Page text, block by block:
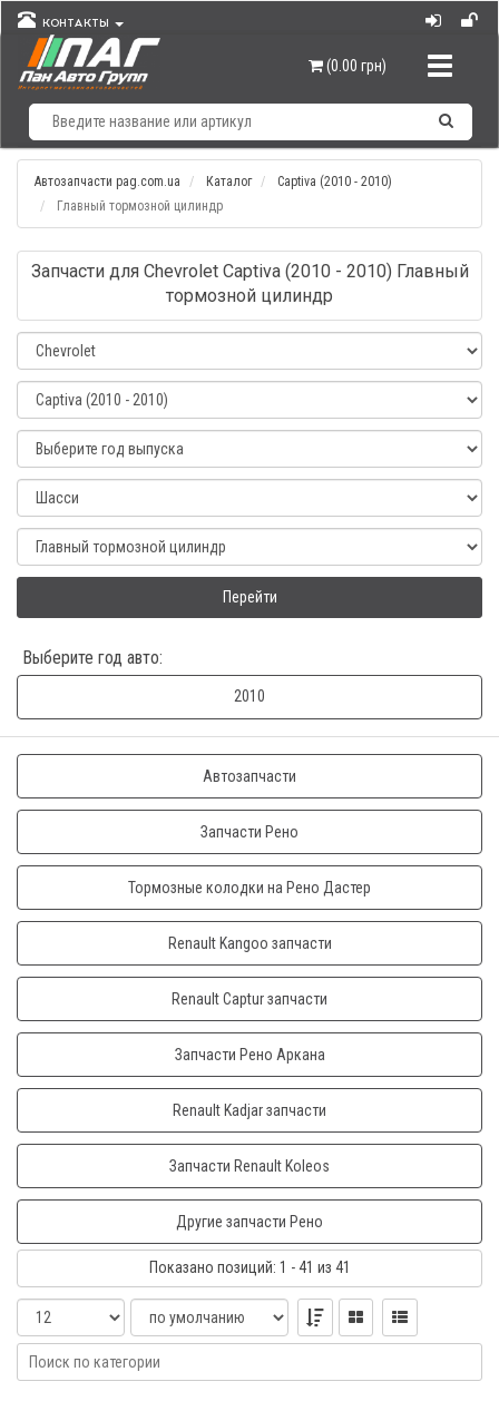
КОНТАКТЫ
(0.00 грн)
Автозапчасти pag.com.ua Каталог
Captiva (2010 - 2010)
Главный тормозной цилиндр
Запчасти для Chevrolet Captiva (2010 - 2010) Главный
тормозной цилиндр
Перейти
Выберите год авто:
2010
Автозапчасти
Запчасти Рено
Тормозные колодки на Рено Дастер
Renault Kangoo запчасти
Renault Captur запчасти
Запчасти Рено Аркана
Renault Kadjar запчасти
Запчасти Renault Koleos
Другие запчасти Рено
Показано позиций: 1 - 41 из 41